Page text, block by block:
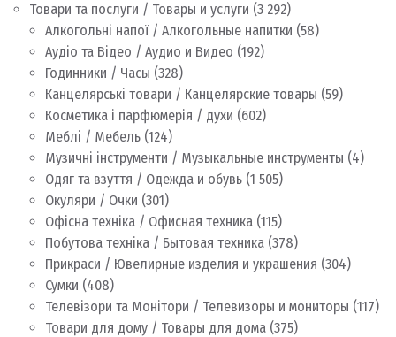
Товари та послуги / Товары и услуги (3 292)
Алкогольні напої / Алкогольные напитки (58)
Аудіо та Відео / Аудио и Видео (192)
Годинники / Часы (328)
Канцелярські товари / Канцелярские товары (59)
Косметика і парфюмерія / духи (602)
Меблі / Мебель (124)
Музичні інструменти / Музыкальные инструменты (4)
Одяг та взуття / Одежда и обувь (1 505)
Окуляри / Очки (301)
Офісна техніка / Офисная техника (115)
Побутова техніка / Бытовая техника (378)
Прикраси / Ювелирные изделия и украшения (304)
Сумки (408)
Телевізори та Монітори / Телевизоры и мониторы (117)
Товари для дому / Товары для дома (375)